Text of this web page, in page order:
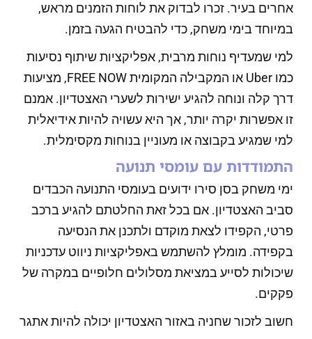
אחרים בעיר. זכרו לבדוק את לוחות הזמנים מראש,
במיוחד בימי משחק, כדי להבטיח הגעה בזמן.
למי שמעדיף נוחות מרבית, אפליקציות שיתוף נסיעות
כמו Uber או המקבילה המקומית FREE NOW, מציעות
דרך קלה ונוחה להגיע ישירות לשערי האצטדיון. אמנם
זו אפשרות יקרה יותר, אך היא עשויה להיות אידיאלית
למי שמגיע בקבוצה או מעוניין בנוחות מקסימלית.
התמודדות עם עומסי תנועה
ימי משחק בסן סירו ידועים בעומסי התנועה הכבדים
סביב האצטדיון. אם בכל זאת החלטתם להגיע ברכב
פרטי, הקפידו לצאת מוקדם ולתכנן את הנסיעה
בקפידה. מומלץ להשתמש באפליקציות ניווט עדכניות
שיכולות לסייע במציאת מסלולים חלופיים במקרה של
פקקים.
חשוב לזכור שחניה באזור האצטדיון יכולה להיות אתגר